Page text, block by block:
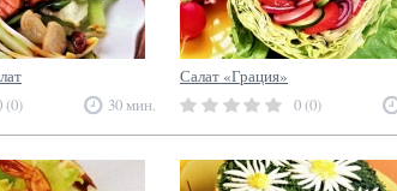
(0)
30 мин.
Салат «Грация»
0 (0)